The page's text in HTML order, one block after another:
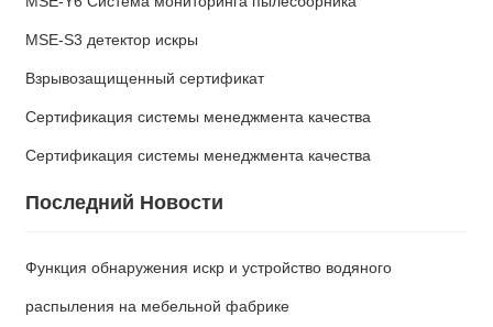
MSE-S3 детектор искры
Взрывозащищенный сертификат
Сертификация системы менеджмента качества
Сертификация системы менеджмента качества
Последний Новости
Функция обнаружения искр и устройство водяного
распыления на мебельной фабрике